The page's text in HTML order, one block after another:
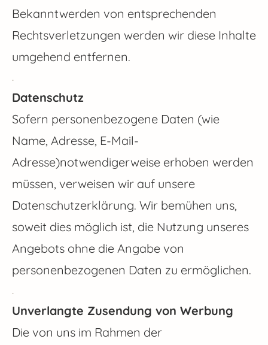
Bekanntwerden von entsprechenden
Rechtsverletzungen werden wir diese Inhalte
umgehend entfernen.
.
Datenschutz
Sofern personenbezogene Daten (wie
Name, Adresse, E-Mail-
Adresse)notwendigerweise erhoben werden
müssen, verweisen wir auf unsere
Datenschutzerklärung. Wir bemühen uns,
soweit dies möglich ist, die Nutzung unseres
Angebots ohne die Angabe von
personenbezogenen Daten zu ermöglichen.
.
Unverlangte Zusendung von Werbung
Die von uns im Rahmen der